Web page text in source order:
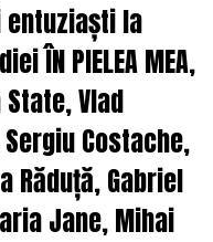
entuziaști la
ÎN PIELEA MEA,
Vlad
Sergiu Costache,
Răduță, Gabriel
Jane, Mihai